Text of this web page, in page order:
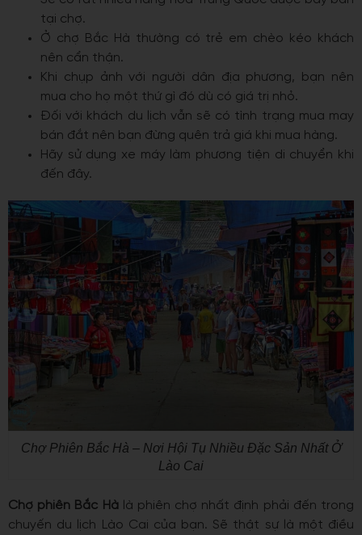
tại chợ.
Ở chợ Bắc Hà thường có trẻ em chèo kéo khách
nên cẩn thận.
Khi chụp ảnh với người dân địa phương, bạn nên
mua cho họ một thứ gì đó dù có giá trị nhỏ.
Đối với khách du lịch vẫn sẽ có tình trạng mua may
bán đắt nên bạn đừng quên trả giá khi mua hàng.
Hãy sử dụng xe máy làm phương tiện di chuyển khi
đến đây.
Chợ Phiên Bắc Hà – Nơi Hội Tụ Nhiều Đặc Sản Nhất Ở
Lào Cai
Chợ phiên Bắc Hàlà phiên chợ nhất định phải đến trong
chuyến du lịch Lào Cai của bạn. Sẽ thật sự là một điều